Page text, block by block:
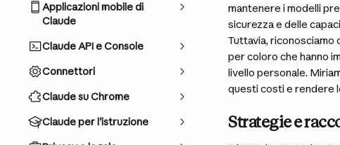
Applicazioni mobile di
Claude
Claude API e Console
Connettori
Claude su Chrome
Claude per l'istruzione
mantenere i modelli
sicurezza e delle
Tuttavia, riconosciamo
per coloro che hanno
livello personale.
questi costi e rendere
Strategie e